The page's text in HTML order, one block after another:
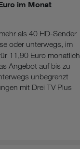
im Monat
als 40 HD-Sender
oder unterwegs, im
11,90 Euro monatlich
Angebot auf bis zu
unbegrenzt
mit Drei TV Plus